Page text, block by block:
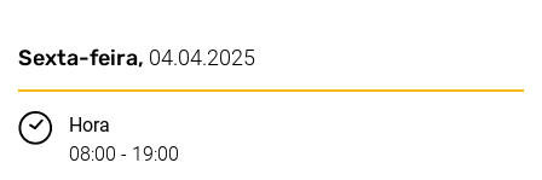
Pontos principais
Data / Duração:
Sexta-feira, 04.04.2025
Hora
08:00 - 19:00